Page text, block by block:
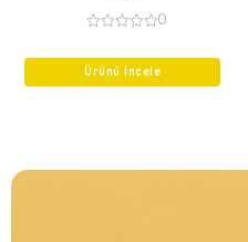
of
0
Ürünü İncele